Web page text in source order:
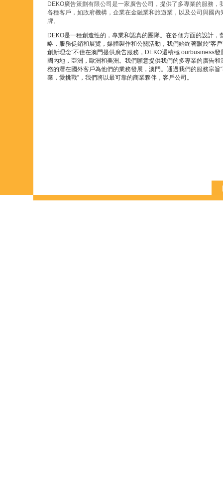
DEKO廣告策劃有限公司是一家廣告公司，提供了多專業的服務，
各種客戶，如政府機構，企業在金融業和旅遊業，以及公司與國內
牌。
DEKO是一種創造性的，專業和認真的團隊。在各個方面的設計，
略，服務促銷和展覽，媒體製作和公關活動，我們始終著眼於“客
創新理念”不僅在澳門提供廣告服務， DEKO還積極 ourbusiness發
國內地，亞洲，歐洲和美洲。我們願意提供我們的多專業的廣告和
務的潛在國外客戶為他們的業務發展，澳門。通過我們的服務宗旨“
棄，愛挑戰”，我們將以最可靠的商業夥伴，客戶公司。